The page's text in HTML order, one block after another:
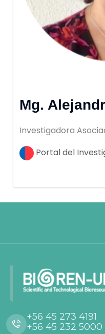
Mg.
Investigadora
Portal del
+56 45 273 4191
+56 45 232 5000